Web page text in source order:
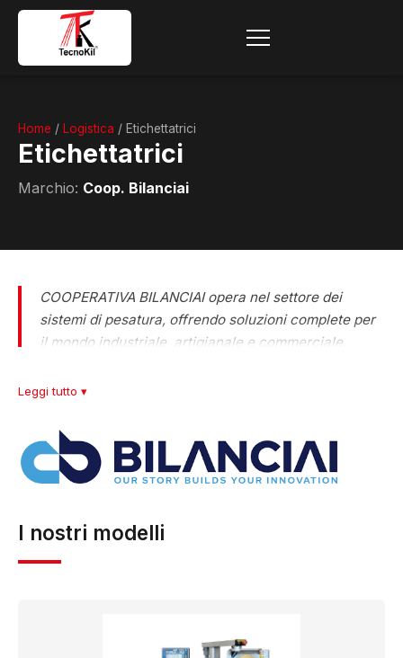
Home / Logistica / Etichettatrici
Etichettatrici
Marchio: Coop. Bilanciai
COOPERATIVA BILANCIAI opera nel settore dei
sistemi di pesatura, offrendo soluzioni complete per
il mondo industriale, artigianale e commerciale.
rappresenta un punto di riferimento per la vendita,
pesatura, oltre alla fornitura di ricambi e attrezzature
connesse ai processi produttivi e logistici.…
sito ufficiale →
Leggi tutto ▾
I nostri modelli